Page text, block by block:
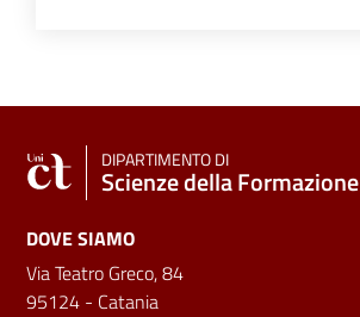
DIPARTIMENTO DI
Scienze della Formazione
DOVE SIAMO
Via Teatro Greco, 84
95124 - Catania